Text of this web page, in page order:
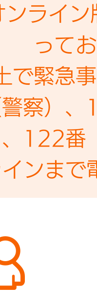
ライン
って
で緊急
察）
、122
ンまで